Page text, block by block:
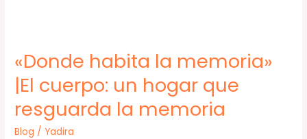
«Donde habita la memoria»
|El cuerpo: un hogar que
resguarda la memoria
Blog / Yadira
«Donde
habita
la
memoria»
|El